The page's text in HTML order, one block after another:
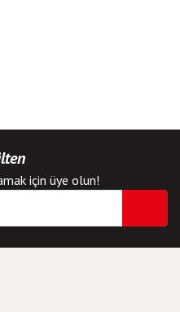
için üye olun!